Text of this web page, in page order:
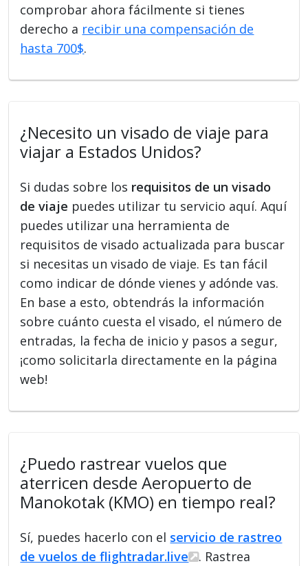
comprobar ahora fácilmente si tienes
derecho a recibir una compensación de
hasta 700$.
¿Necesito un visado de viaje para
viajar a Estados Unidos?
Si dudas sobre los requisitos de un visado
de viaje puedes utilizar tu servicio aquí. Aquí
puedes utilizar una herramienta de
requisitos de visado actualizada para buscar
si necesitas un visado de viaje. Es tan fácil
como indicar de dónde vienes y adónde vas.
En base a esto, obtendrás la información
sobre cuánto cuesta el visado, el número de
entradas, la fecha de inicio y pasos a segur,
¡como solicitarla directamente en la página
web!
¿Puedo rastrear vuelos que
aterricen desde Aeropuerto de
Manokotak (KMO) en tiempo real?
Sí, puedes hacerlo con el servicio de rastreo
de vuelos de flightradar.live
. Rastrea